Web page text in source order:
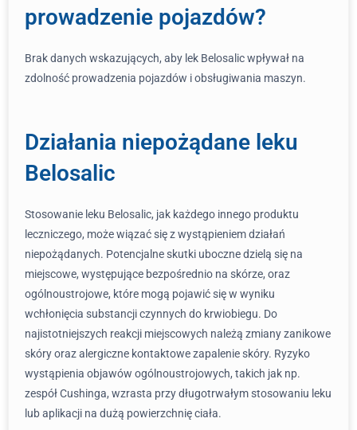
prowadzenie pojazdów?
Brak danych wskazujących, aby lek Belosalic wpływał na
zdolność prowadzenia pojazdów i obsługiwania maszyn.
Działania niepożądane leku
Belosalic
Stosowanie leku Belosalic, jak każdego innego produktu
leczniczego, może wiązać się z wystąpieniem działań
niepożądanych. Potencjalne skutki uboczne dzielą się na
miejscowe, występujące bezpośrednio na skórze, oraz
ogólnoustrojowe, które mogą pojawić się w wyniku
wchłonięcia substancji czynnych do krwiobiegu. Do
najistotniejszych reakcji miejscowych należą zmiany zanikowe
skóry oraz alergiczne kontaktowe zapalenie skóry. Ryzyko
wystąpienia objawów ogólnoustrojowych, takich jak np.
zespół Cushinga, wzrasta przy długotrwałym stosowaniu leku
lub aplikacji na dużą powierzchnię ciała.